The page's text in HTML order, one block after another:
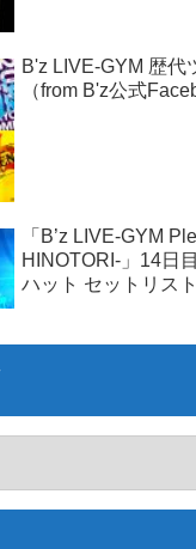
B'z LIVE-GYM 歴代
（from B'z公式
「B’z LIVE-GYM
HINOTORI-」14日
ハット セットリスト